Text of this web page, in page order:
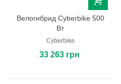
Велогибрид Cyberbike 500
Вт
Cyberbike
33 263 грн